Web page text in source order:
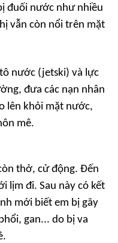
đuối nước như nhiều
vẫn còn nổi trên mặt
nước (jetski) và lực
đưa các nạn nhân
lên khỏi mặt nước,
mê.
thở, cử động. Đến
lịm đi. Sau này có kết
mới biết em bị gãy
gan... do bị va